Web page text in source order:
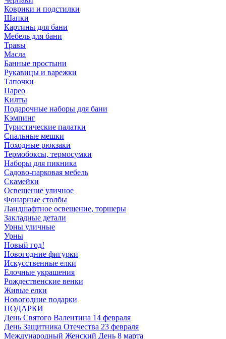
Коврики и подстилки
Шапки
Картины для бани
Мебель для бани
Травы
Масла
Банные простыни
Рукавицы и варежки
Тапочки
Парео
Килты
Подарочные наборы для бани
Кэмпинг
Туристические палатки
Спальные мешки
Походные рюкзаки
Термобоксы, термосумки
Наборы для пикника
Садово-парковая мебель
Скамейки
Освещение уличное
Фонарные столбы
Ландшафтное освещение, торшеры
Закладные детали
Урны уличные
Урны
Новый год!
Новогодние фигурки
Искусственные елки
Елочные украшения
Рождественские венки
Живые елки
Новогодние подарки
ПОДАРКИ
День Святого Валентина 14 февраля
День Защитника Отечества 23 февраля
Международный Женский День 8 марта